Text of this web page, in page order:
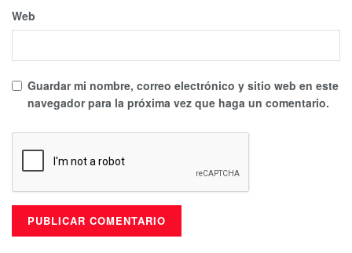
Web
Guardar mi nombre, correo electrónico y sitio web en este
navegador para la próxima vez que haga un comentario.